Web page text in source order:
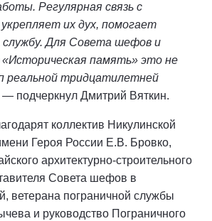
Регулярная связь с
их дух, помогает
Для Совета шефов и
память» это не
реальной тридцатилетней
— подчеркнул Дмитрий Вяткин.
коллектив Никулинской
Героя России Е.В. Бровко,
архитектурно-строительного
Совета шефов в
ветерана пограничной службы
и руководство Пограничного